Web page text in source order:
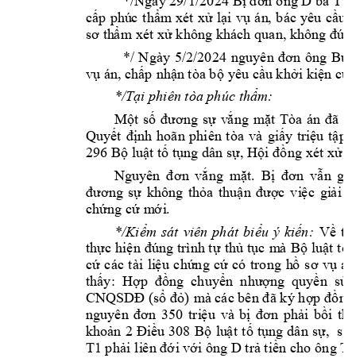
cấp phúc thẩm xét xử lại vụ án, bác yêu cầu
sơ thẩm xét xử không khách quan, không đ
*/ Ngày 5/2/2024 nguyên đơn ông Bùi
vụ án, chấp nhận tòa bộ yêu cầu khởi kiện
*/Tại phiên tòa phúc thẩm:
Một số đương sự vắng mặt Tòa án đã
Quyết định hoãn phiên tòa và giấy triệu tập
296 Bộ luật tố tụng dân sự, Hội đồng xét xử t
Nguyên đơn vắng mặt. Bị đơn vẫn
đương sự không thỏa thuận được việc giải
chứng cứ mới.
*/Kiểm sát viên phát biểu ý kiến: Về tố
thực hiện đúng trình tự thủ tục mà Bộ luật tố
cứ các tài liệu chứng cứ có trong hồ sơ vụ
thấy:  Hợp  đồng  chuyển  nhượng  quyền  sử
CNQSDĐ (sổ đỏ) mà các bên đã ký hợp đồ
nguyên đơn 350 triệu và bị đơn phải bồi
khoản 2 Điều 308 Bộ luật tố tụng dân sự, s
T1 phải liên đới với ông D trả tiền cho ông T.